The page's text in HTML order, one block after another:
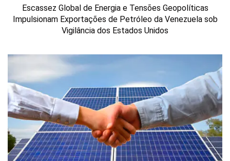
Escassez Global de Energia e Tensões Geopolíticas
Impulsionam Exportações de Petróleo da Venezuela sob
Vigilância dos Estados Unidos